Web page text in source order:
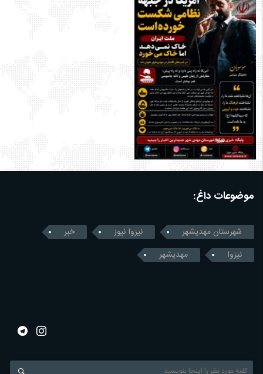
موضوعات داغ:
شهرستان مهدیشهر نیزوا نیوز
خبر
نیزوا
مهدیشهر